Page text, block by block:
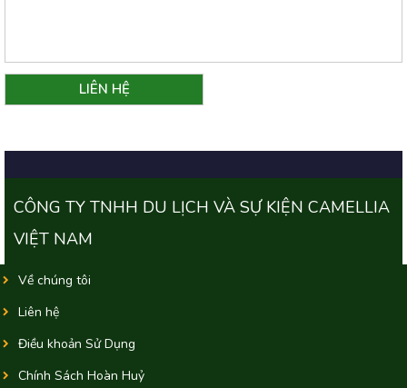
CÔNG TY TNHH DU LỊCH VÀ SỰ KIỆN CAMELLIA
VIỆT NAM
Về chúng tôi
Liên hệ
Điều khoản Sử Dụng
Chính Sách Hoàn Huỷ